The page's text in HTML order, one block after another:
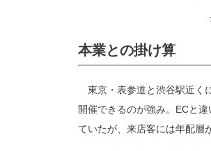
本業との掛け算
東京・表参道と渋谷駅近く
開催できるのが強み。ECと
ていたが、来店客には年配層